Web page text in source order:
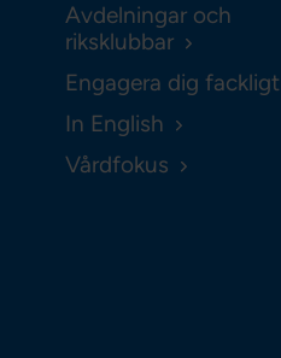
Avdelningar och
riksklubbar
Engagera dig fackligt
In English
Vårdfokus